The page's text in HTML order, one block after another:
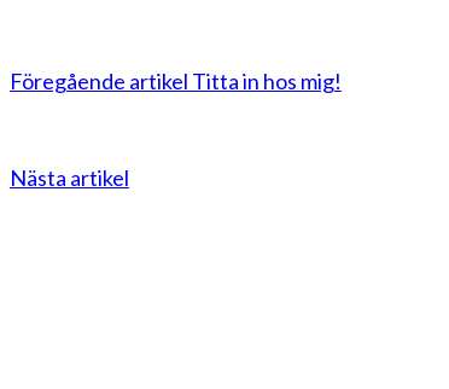
Föregående artikel Titta in hos mig!
Nästa artikel